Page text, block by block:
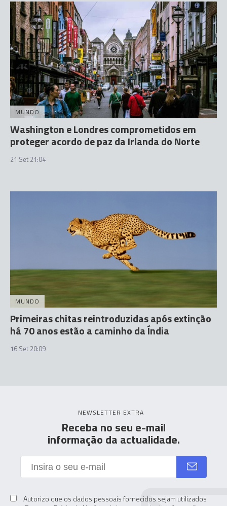
MUNDO
Washington e Londres comprometidos em
proteger acordo de paz da Irlanda do Norte
21 Set 21:04
MUNDO
Primeiras chitas reintroduzidas após extinção
há 70 anos estão a caminho da Índia
16 Set 20:09
NEWSLETTER EXTRA
Receba no seu e-mail
informação da actualidade.
Autorizo que os dados pessoais fornecidos sejam utilizados